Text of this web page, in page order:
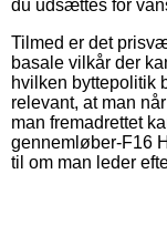
du udsættes for
Tilmed er det
basale vilkår der
hvilken byttepolitik
relevant, at man
man fremadrettet
gennemløber-F16
til om man leder